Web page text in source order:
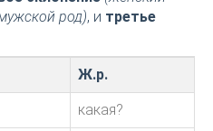
род), и третье
Ж.р.
какая?